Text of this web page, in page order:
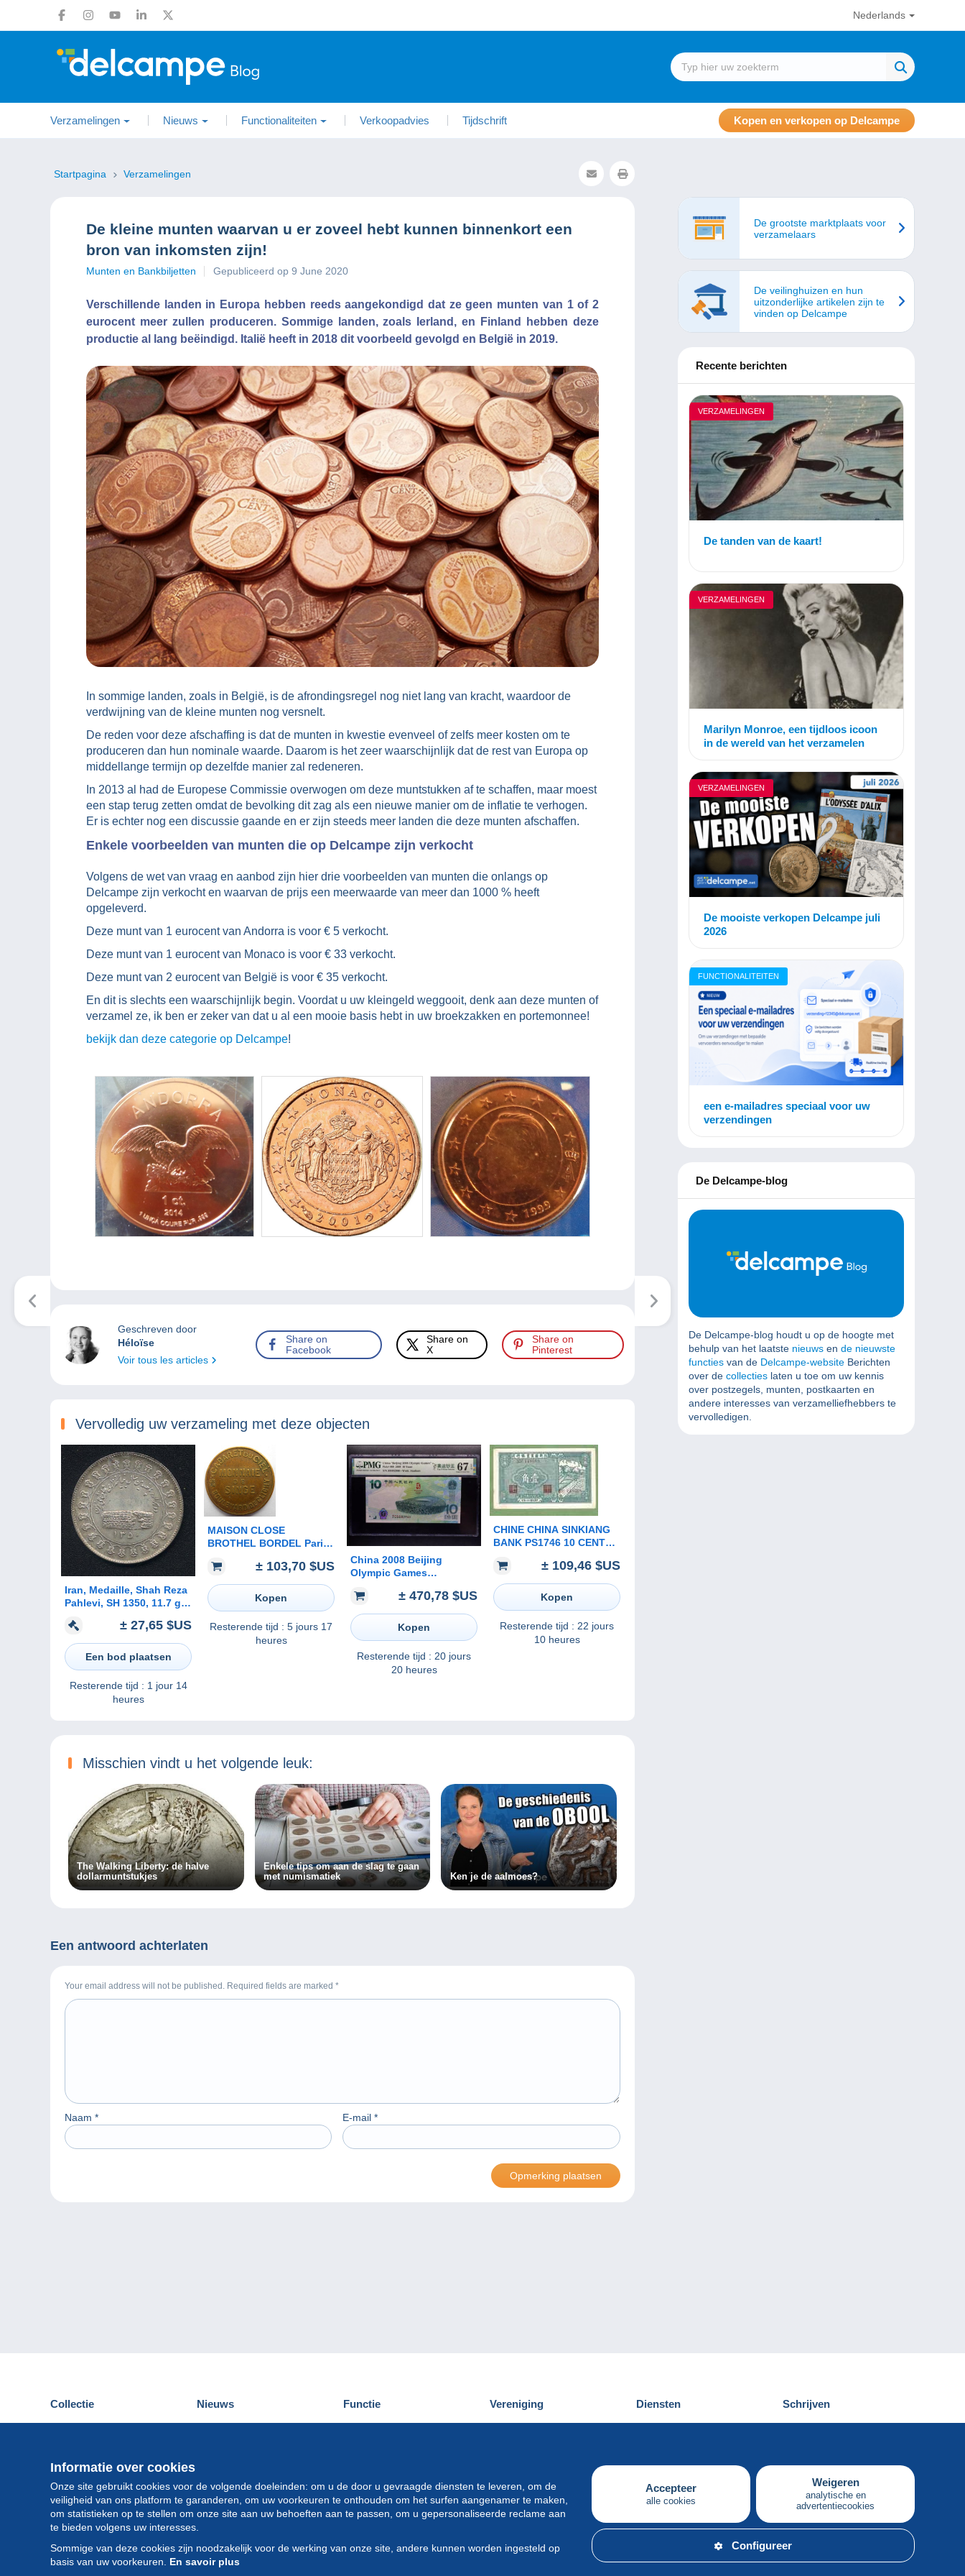
Nederlands
Verzamelingen Nieuws Functionaliteiten Verkoopadvies Tijdschrift Kopen en verkopen op Delcampe
Startpagina Verzamelingen
De kleine munten waarvan u er zoveel hebt kunnen binnenkort een
bron van inkomsten zijn!
Munten en Bankbiljetten Gepubliceerd op 9 June 2020
Verschillende landen in Europa hebben reeds aangekondigd dat ze geen munten van 1 of 2
eurocent meer zullen produceren. Sommige landen, zoals Ierland, en Finland hebben deze
productie al lang beëindigd. Italië heeft in 2018 dit voorbeeld gevolgd en België in 2019.
In sommige landen, zoals in België, is de afrondingsregel nog niet lang van kracht, waardoor de
verdwijning van de kleine munten nog versnelt.
De reden voor deze afschaffing is dat de munten in kwestie evenveel of zelfs meer kosten om te
produceren dan hun nominale waarde. Daarom is het zeer waarschijnlijk dat de rest van Europa op
middellange termijn op dezelfde manier zal redeneren.
In 2013 al had de Europese Commissie overwogen om deze muntstukken af te schaffen, maar moest
een stap terug zetten omdat de bevolking dit zag als een nieuwe manier om de inflatie te verhogen.
Er is echter nog een discussie gaande en er zijn steeds meer landen die deze munten afschaffen.
Enkele voorbeelden van munten die op Delcampe zijn verkocht
Volgens de wet van vraag en aanbod zijn hier drie voorbeelden van munten die onlangs op
Delcampe zijn verkocht en waarvan de prijs een meerwaarde van meer dan 1000 % heeft
opgeleverd.
Deze munt van 1 eurocent van Andorra is voor € 5 verkocht.
Deze munt van 1 eurocent van Monaco is voor € 33 verkocht.
Deze munt van 2 eurocent van België is voor € 35 verkocht.
En dit is slechts een waarschijnlijk begin. Voordat u uw kleingeld weggooit, denk aan deze munten of
verzamel ze, ik ben er zeker van dat u al een mooie basis hebt in uw broekzakken en portemonnee!
bekijk dan deze categorie op Delcampe!
Geschreven door
Héloïse
Voir tous les articles
Share on
Facebook
Share on
X
Share on
Pinterest
Vervolledig uw verzameling met deze objecten
Iran, Medaille, Shah Reza
Pahlevi, SH 1350, 11.7 g,
± 27,65 $US
Een bod plaatsen
Resterende tijd : 1 jour 14
heures
MAISON CLOSE
BROTHEL BORDEL Paris
métal ! RARE !± 103,70 $US
Kopen
Resterende tijd : 5 jours 17
heures
China 2008 Beijing
Olympic Games
Banknote 10 yuan PMG
67 Banknotes
± 470,78 $US
Kopen
Resterende tijd : 20 jours
20 heures
CHINE CHINA SINKIANG
BANK PS1746 10 CENTS
± 109,46 $US
Kopen
Resterende tijd : 22 jours
10 heures
Misschien vindt u het volgende leuk:
The Walking Liberty: de halve
dollarmuntstukjes
Enkele tips om aan de slag te gaan
met numismatiek
Ken je de aalmoes?
Een antwoord achterlaten
Your email address will not be published. Required fields are marked *
Naam * E-mail *
De grootste marktplaats voor
verzamelaars
De veilinghuizen en hun
uitzonderlijke artikelen zijn te
vinden op Delcampe
Recente berichten
VERZAMELINGEN
De tanden van de kaart!
VERZAMELINGEN
Marilyn Monroe, een tijdloos icoon
in de wereld van het verzamelen
VERZAMELINGEN
De mooiste verkopen Delcampe juli
2026
FUNCTIONALITEITEN
een e-mailadres speciaal voor uw
verzendingen
De Delcampe-blog
De Delcampe-blog houdt u op de hoogte met
behulp van het laatste nieuws en de nieuwste
functies van de Delcampe-website Berichten
over de collecties laten u toe om uw kennis
over postzegels, munten, postkaarten en
andere interesses van verzamelliefhebbers te
vervolledigen.
Informatie over cookies
Onze site gebruikt cookies voor de volgende doeleinden: om u de door u gevraagde diensten te leveren, om de
veiligheid van ons platform te garanderen, om uw voorkeuren te onthouden om het surfen aangenamer te maken,
om statistieken op te stellen om onze site aan uw behoeften aan te passen, om u gepersonaliseerde reclame aan
te bieden volgens uw interesses.
Sommige van deze cookies zijn noodzakelijk voor de werking van onze site, andere kunnen worden ingesteld op
basis van uw voorkeuren. En savoir plus
Accepteer
alle cookies
Weigeren
analytische en
advertentiecookies
Configureer
Collectie
Postkaarten
Nieuws
Delcampe Evenementen
Functie
Nieuwigheden
Vereniging
Wie zijn wij
Diensten
Delcampe ontdekken
Schrijven
Nederlands